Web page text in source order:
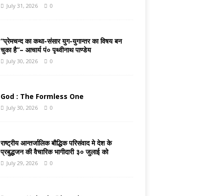
July 31, 2026 0
“प्रेमचन्द का कथा-संसार युग-युगान्तर का विषय बन
चुका है”– आचार्य पं० पृथ्वीनाथ पाण्डेय
July 30, 2026 0
God : The Formless One
July 30, 2026 0
राष्ट्रीय आन्तर्जालिक बौद्धिक परिसंवाद मे देश के
प्रबुद्धजन की वैचारिक भागीदारी ३० जुलाई को
July 29, 2026 0